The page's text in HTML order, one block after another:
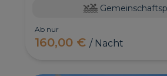
Ab nur
160,00 €/ Nacht